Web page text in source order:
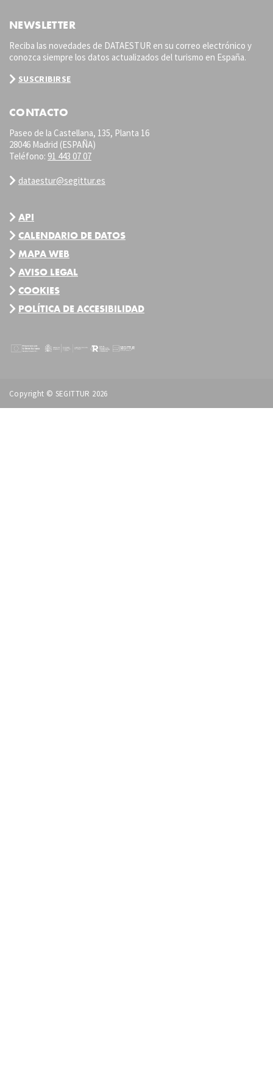
NEWSLETTER
Reciba las novedades de DATAESTUR en su correo electrónico y
conozca siempre los datos actualizados del turismo en España.
SUSCRIBIRSE
CONTACTO
Paseo de la Castellana, 135, Planta 16
28046 Madrid (ESPAÑA)
Teléfono: 91 443 07 07
dataestur@segittur.es
API
CALENDARIO DE DATOS
MAPA WEB
AVISO LEGAL
COOKIES
POLÍTICA DE ACCESIBILIDAD
Copyright © SEGITTUR 2026